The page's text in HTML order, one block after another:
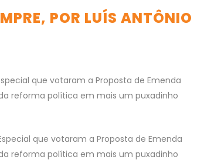
POR LUÍS ANTÔNIO
que votaram a Proposta de Emenda
reforma política em mais um puxadinho
que votaram a Proposta de Emenda
reforma política em mais um puxadinho